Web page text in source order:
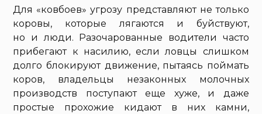
Для «ковбоев» угрозу представляют не только
коровы, которые лягаются и буйствуют,
но и люди. Разочарованные водители часто
прибегают к насилию, если ловцы слишком
долго блокируют движение, пытаясь поймать
коров, владельцы незаконных молочных
производств поступают еще хуже, и даже
простые прохожие кидают в них камни,